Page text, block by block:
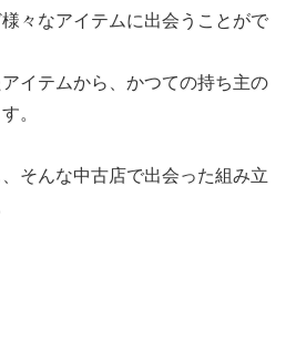
々なアイテムに出会うことがで
イテムから、かつての持ち主の
。
そんな中古店で出会った組み立